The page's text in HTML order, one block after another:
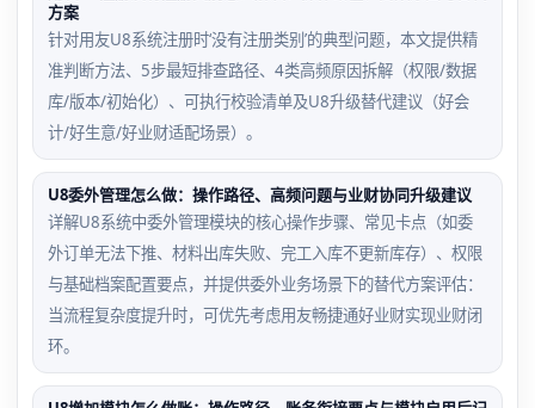
方案
针对用友U8系统注册时‘没有注册类别’的典型问题，本文提供精
准判断方法、5步最短排查路径、4类高频原因拆解（权限/数据
库/版本/初始化）、可执行校验清单及U8升级替代建议（好会
计/好生意/好业财适配场景）。
U8委外管理怎么做：操作路径、高频问题与业财协同升级建议
详解U8系统中委外管理模块的核心操作步骤、常见卡点（如委
外订单无法下推、材料出库失败、完工入库不更新库存）、权限
与基础档案配置要点，并提供委外业务场景下的替代方案评估：
当流程复杂度提升时，可优先考虑用友畅捷通好业财实现业财闭
环。